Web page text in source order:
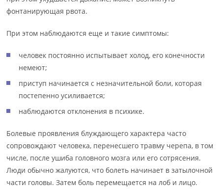
фонтанирующая рвота.
При этом наблюдаются еще и такие симптомы:
человек постоянно испытывает холод, его конечности
немеют;
приступ начинается с незначительной боли, которая
постепенно усиливается;
наблюдаются отклонения в психике.
Болевые проявления блуждающего характера часто
сопровождают человека, перенесшего травму черепа, в том
числе, после ушиба головного мозга или его сотрясения.
Люди обычно жалуются, что болеть начинает в затылочной
части головы. Затем боль перемещается на лоб и лицо.